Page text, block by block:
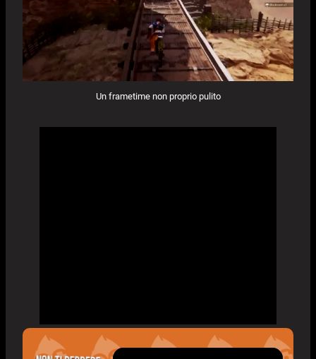
Un frametime non proprio pulito